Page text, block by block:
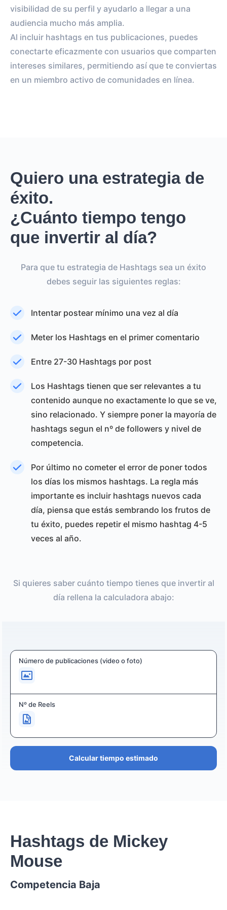
visibilidad de su perfil y ayudarlo a llegar a una
audiencia mucho más amplia.
Al incluir hashtags en tus publicaciones, puedes
conectarte eficazmente con usuarios que comparten
intereses similares, permitiendo así que te conviertas
en un miembro activo de comunidades en línea.
Quiero una estrategia de
éxito.
¿Cuánto tiempo tengo
que invertir al día?
Para que tu estrategia de Hashtags sea un éxito
debes seguir las siguientes reglas:
Intentar postear mínimo una vez al día
Meter los Hashtags en el primer comentario
Entre 27-30 Hashtags por post
Los Hashtags tienen que ser relevantes a tu
contenido aunque no exactamente lo que se ve,
sino relacionado. Y siempre poner la mayoría de
hashtags segun el nº de followers y nivel de
competencia.
Por último no cometer el error de poner todos
los días los mismos hashtags. La regla más
importante es incluir hashtags nuevos cada
día, piensa que estás sembrando los frutos de
tu éxito, puedes repetir el mismo hashtag 4-5
veces al año.
Si quieres saber cuánto tiempo tienes que invertir al
día rellena la calculadora abajo:
Número de publicaciones (video o foto)
Nº de Reels
Calcular tiempo estimado
Hashtags de Mickey
Mouse
Competencia Baja